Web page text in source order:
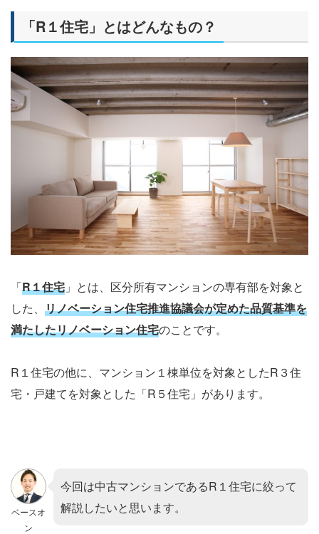
「R１住宅」とはどんなもの？
「R１住宅 」とは、区分所有マンションの専有部を対象と
した、 リノベーション住宅推進協議会が定めた品質基準を
満たしたリノベーション住宅のことです。
R１住宅の他に、マンション１棟単位を対象としたR３住
宅・戸建てを対象とした「R５住宅」があります。
ベースオ
ン
今回は中古マンションであるR１住宅に絞って
解説したいと思います。